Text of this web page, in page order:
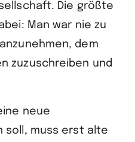
Die größte
Man war nie zu
dem
zuzuschreiben und
neue
soll, muss erst alte